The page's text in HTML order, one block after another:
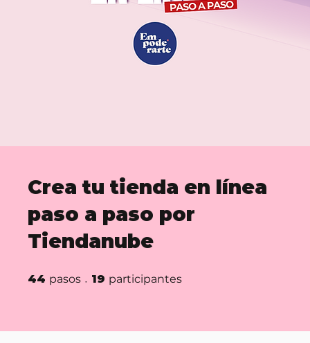
Crea tu tienda en línea
paso a paso por
Tiendanube
44 pasos 44 pasos
19 participantes